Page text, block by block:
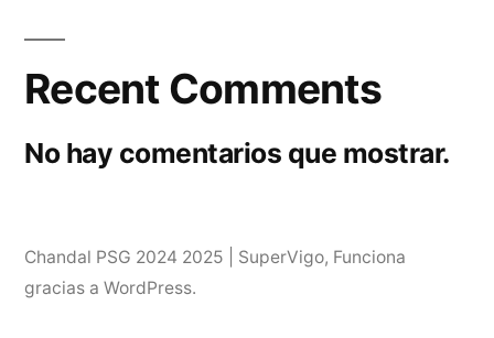
Recent Comments
No hay comentarios que mostrar.
Chandal PSG 2024 2025 | SuperVigo, Funciona
gracias a WordPress.